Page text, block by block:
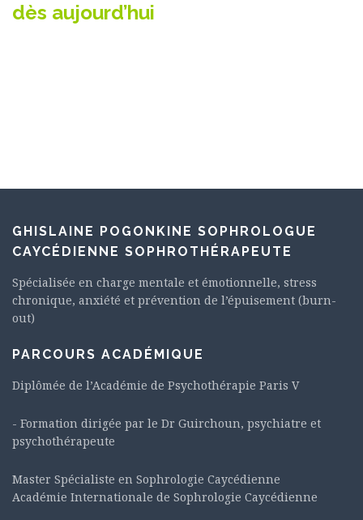
dès aujourd’hui
GHISLAINE POGONKINE SOPHROLOGUE
CAYCÉDIENNE SOPHROTHÉRAPEUTE
Spécialisée en charge mentale et émotionnelle, stress
chronique, anxiété et prévention de l’épuisement (burn-
out)
PARCOURS ACADÉMIQUE
Diplômée de l’Académie de Psychothérapie Paris V
- Formation dirigée par le Dr Guirchoun, psychiatre et
psychothérapeute
Master Spécialiste en Sophrologie Caycédienne
Académie Internationale de Sophrologie Caycédienne